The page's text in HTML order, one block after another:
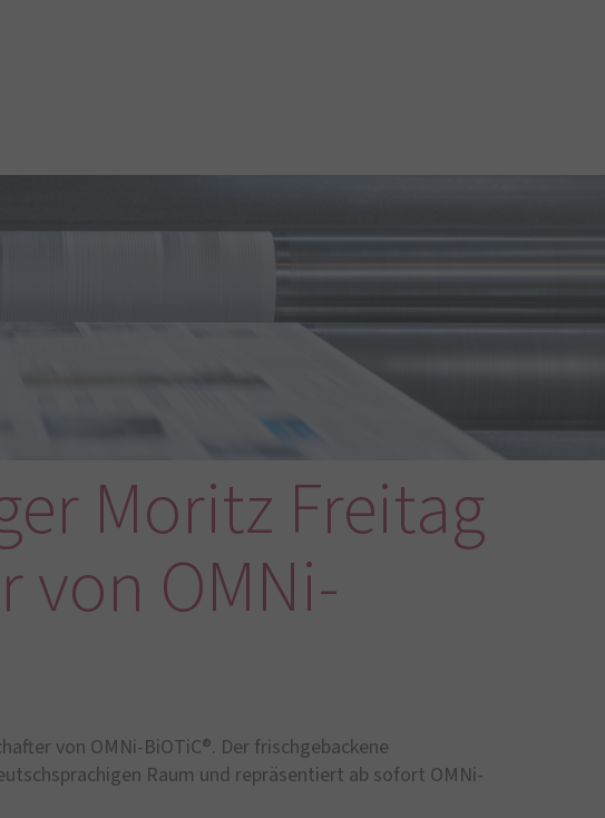
Moritz Freitag
von OMNi-
von OMNi-BiOTiC®. Der frischgebackene
Raum und repräsentiert ab sofort OMNi-